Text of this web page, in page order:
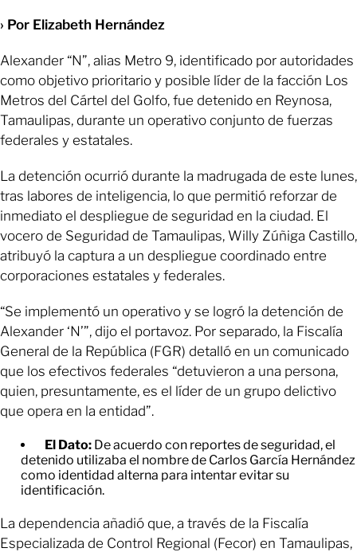
› Por Elizabeth Hernández
Alexander “N”, alias Metro 9, identificado por autoridades
como objetivo prioritario y posible líder de la facción Los
Metros del Cártel del Golfo, fue detenido en Reynosa,
Tamaulipas, durante un operativo conjunto de fuerzas
federales y estatales.
La detención ocurrió durante la madrugada de este lunes,
tras labores de inteligencia, lo que permitió reforzar de
inmediato el despliegue de seguridad en la ciudad. El
vocero de Seguridad de Tamaulipas, Willy Zúñiga Castillo,
atribuyó la captura a un despliegue coordinado entre
corporaciones estatales y federales.
“Se implementó un operativo y se logró la detención de
Alexander ‘N’”, dijo el portavoz. Por separado, la Fiscalía
General de la República (FGR) detalló en un comunicado
que los efectivos federales “detuvieron a una persona,
quien, presuntamente, es el líder de un grupo delictivo
que opera en la entidad”.
El Dato: De acuerdo con reportes de seguridad, el
detenido utilizaba el nombre de Carlos García Hernández
como identidad alterna para intentar evitar su
identificación.
La dependencia añadió que, a través de la Fiscalía
Especializada de Control Regional (Fecor) en Tamaulipas,